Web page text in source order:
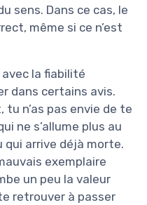
sens. Dans ce cas, le
même si ce n’est
avec la fiabilité
dans certains avis.
n’as pas envie de te
ne s’allume plus au
qui arrive déjà morte.
exemplaire
un peu la valeur
retrouver à passer